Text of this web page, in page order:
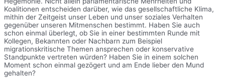
Koalitionen entscheiden darüber, wie das gesellschaftliche Klima,
mithin der Zeitgeist unser Leben und unser soziales Verhalten
gegenüber unseren Mitmenschen bestimmt. Haben Sie auch
schon einmal überlegt, ob Sie in einer bestimmten Runde mit
Kollegen, Bekannten oder Nachbarn zum Beispiel
migrationskritische Themen ansprechen oder konservative
Standpunkte vertreten würden? Haben Sie in einem solchen
Moment schon einmal gezögert und am Ende lieber den Mund
gehalten?